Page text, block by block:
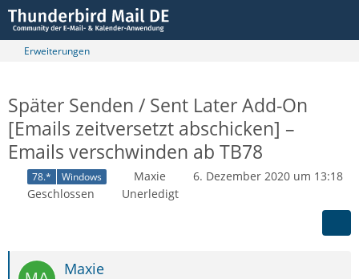
Erweiterungen
Später Senden / Sent Later Add-On
[Emails zeitversetzt abschicken] –
Emails verschwinden ab TB78
78.* Windows Maxie
6. Dezember 2020 um 13:18
Geschlossen
Unerledigt
Maxie